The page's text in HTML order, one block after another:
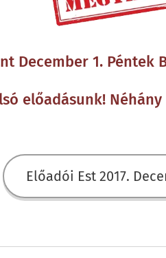
December 1. Péntek
előadásunk!
Előadói Est 2017.